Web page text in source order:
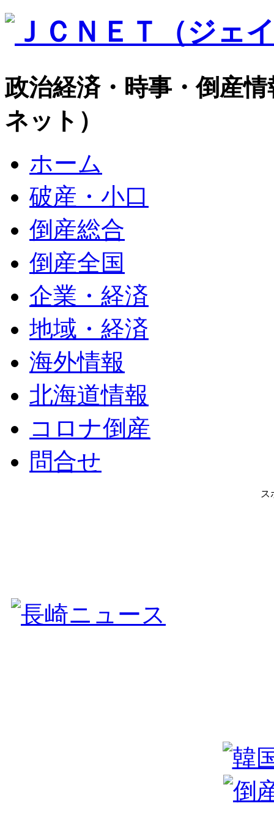
政治経済・時事・倒産
ネット）
ホーム
破産・小口
倒産総合
倒産全国
企業・経済
地域・経済
海外情報
北海道情報
コロナ倒産
問合せ
ス